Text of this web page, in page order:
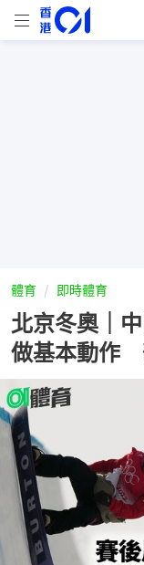
體育 即時體育
北京冬奧｜
做基本動作